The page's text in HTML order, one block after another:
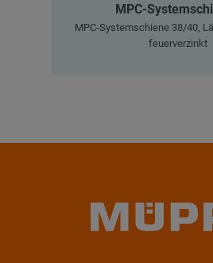
MPC-
MPC-Systemschiene 38/40,
feuerverzinkt